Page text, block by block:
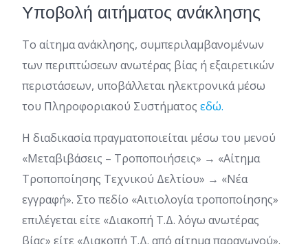
Υποβολή αιτήματος ανάκλησης
Το αίτημα ανάκλησης, συμπεριλαμβανομένων
των περιπτώσεων ανωτέρας βίας ή εξαιρετικών
περιστάσεων, υποβάλλεται ηλεκτρονικά μέσω
του Πληροφοριακού Συστήματος εδώ.
Η διαδικασία πραγματοποιείται μέσω του μενού
«Μεταβιβάσεις – Τροποποιήσεις» → «Αίτημα
Τροποποίησης Τεχνικού Δελτίου» → «Νέα
εγγραφή». Στο πεδίο «Αιτιολογία τροποποίησης»
επιλέγεται είτε «Διακοπή Τ.Δ. λόγω ανωτέρας
βίας» είτε «Διακοπή Τ.Δ. από αίτημα παραγωγού».